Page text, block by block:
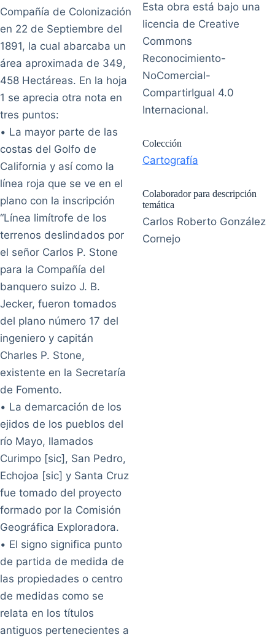
Compañía de Colonización
en 22 de Septiembre del
1891, la cual abarcaba un
área aproximada de 349,
458 Hectáreas. En la hoja
1 se aprecia otra nota en
tres puntos:
• La mayor parte de las
costas del Golfo de
California y así como la
línea roja que se ve en el
plano con la inscripción
“Línea limítrofe de los
terrenos deslindados por
el señor Carlos P. Stone
para la Compañía del
banquero suizo J. B.
Jecker, fueron tomados
del plano número 17 del
ingeniero y capitán
Charles P. Stone,
existente en la Secretaría
de Fomento.
• La demarcación de los
ejidos de los pueblos del
río Mayo, llamados
Curimpo [sic], San Pedro,
Echojoa [sic] y Santa Cruz
fue tomado del proyecto
formado por la Comisión
Geográfica Exploradora.
• El signo significa punto
de partida de medida de
las propiedades o centro
de medidas como se
relata en los títulos
antiguos pertenecientes a
Esta obra está bajo una
licencia de Creative
Commons
Reconocimiento-
NoComercial-
CompartirIgual 4.0
Internacional.
Colección
Cartografía
Colaborador para descripción
temática
Carlos Roberto González
Cornejo